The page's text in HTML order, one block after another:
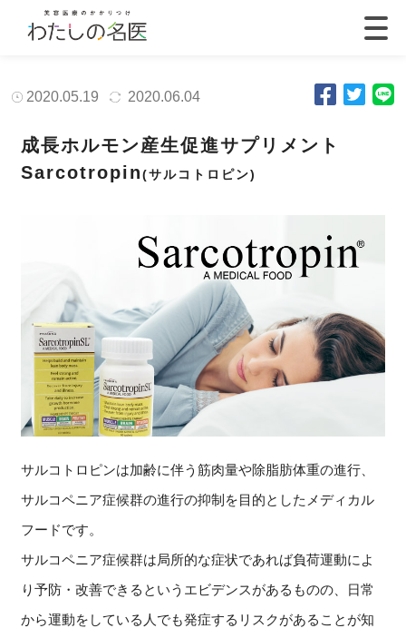
2020.05.19 2020.06.04
成長ホルモン産生促進サプリメント
Sarcotropin(サルコトロピン)
サルコトロピンは加齢に伴う筋肉量や除脂肪体重の進行、
サルコペニア症候群の進行の抑制を目的としたメディカル
フードです。
サルコペニア症候群は局所的な症状であれば負荷運動によ
り予防・改善できるというエビデンスがあるものの、日常
から運動をしている人でも発症するリスクがあることが知